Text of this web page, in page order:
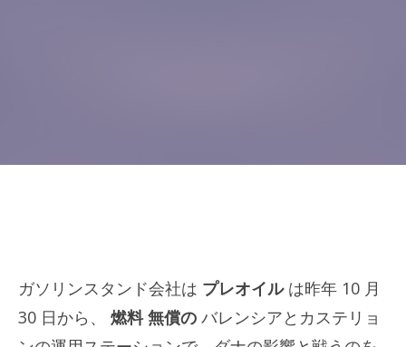
ガソリンスタンド会社は プレオイル は昨年 10 月
30 日から、 燃料無償の バレンシアとカステリョ